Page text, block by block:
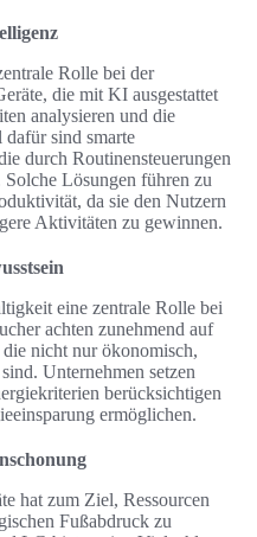
Rolle bei der
die mit KI ausgestattet
analysieren und die
sind smarte
durch Routinensteuerungen
Lösungen führen zu
da sie den Nutzern
Aktivitäten zu gewinnen.
eine zentrale Rolle bei
achten zunehmend auf
nicht nur ökonomisch,
Unternehmen setzen
berücksichtigen
ermöglichen.
hat zum Ziel, Ressourcen
Fußabdruck zu